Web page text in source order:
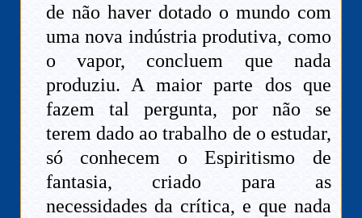
de não haver dotado o mundo com
uma nova indústria produtiva, como
o vapor, concluem que nada
produziu. A maior parte dos que
fazem tal pergunta, por não se
terem dado ao trabalho de o estudar,
só conhecem o Espiritismo de
fantasia, criado para as
necessidades da crítica, e que nada